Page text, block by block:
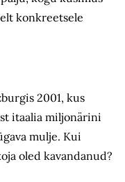
konkreetsele
2001, kus
itaalia miljonärini
mulje. Kui
oled kavandanud?